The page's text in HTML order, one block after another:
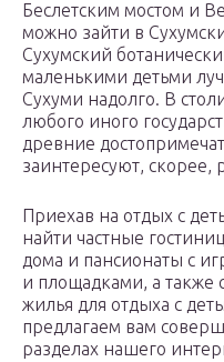
Беслетским мостом и
можно зайти в
Сухумский
маленькими детьми
Сухуми надолго. В
любого иного
древние
заинтересуют, скорее,
Приехав на отдых с
найти частные
дома и пансионаты с
и площадками, а также
жилья для отдыха с
предлагаем вам
разделах нашего